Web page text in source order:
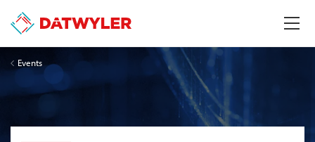
Events